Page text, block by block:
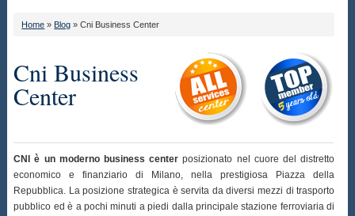
Home » Blog »Cni Business Center
Cni Business
Center
CNI è un moderno business center posizionato nel cuore del distretto
economico e finanziario di Milano, nella prestigiosa Piazza della
Repubblica. La posizione strategica è servita da diversi mezzi di trasporto
pubblico ed è a pochi minuti a piedi dalla principale stazione ferroviaria di